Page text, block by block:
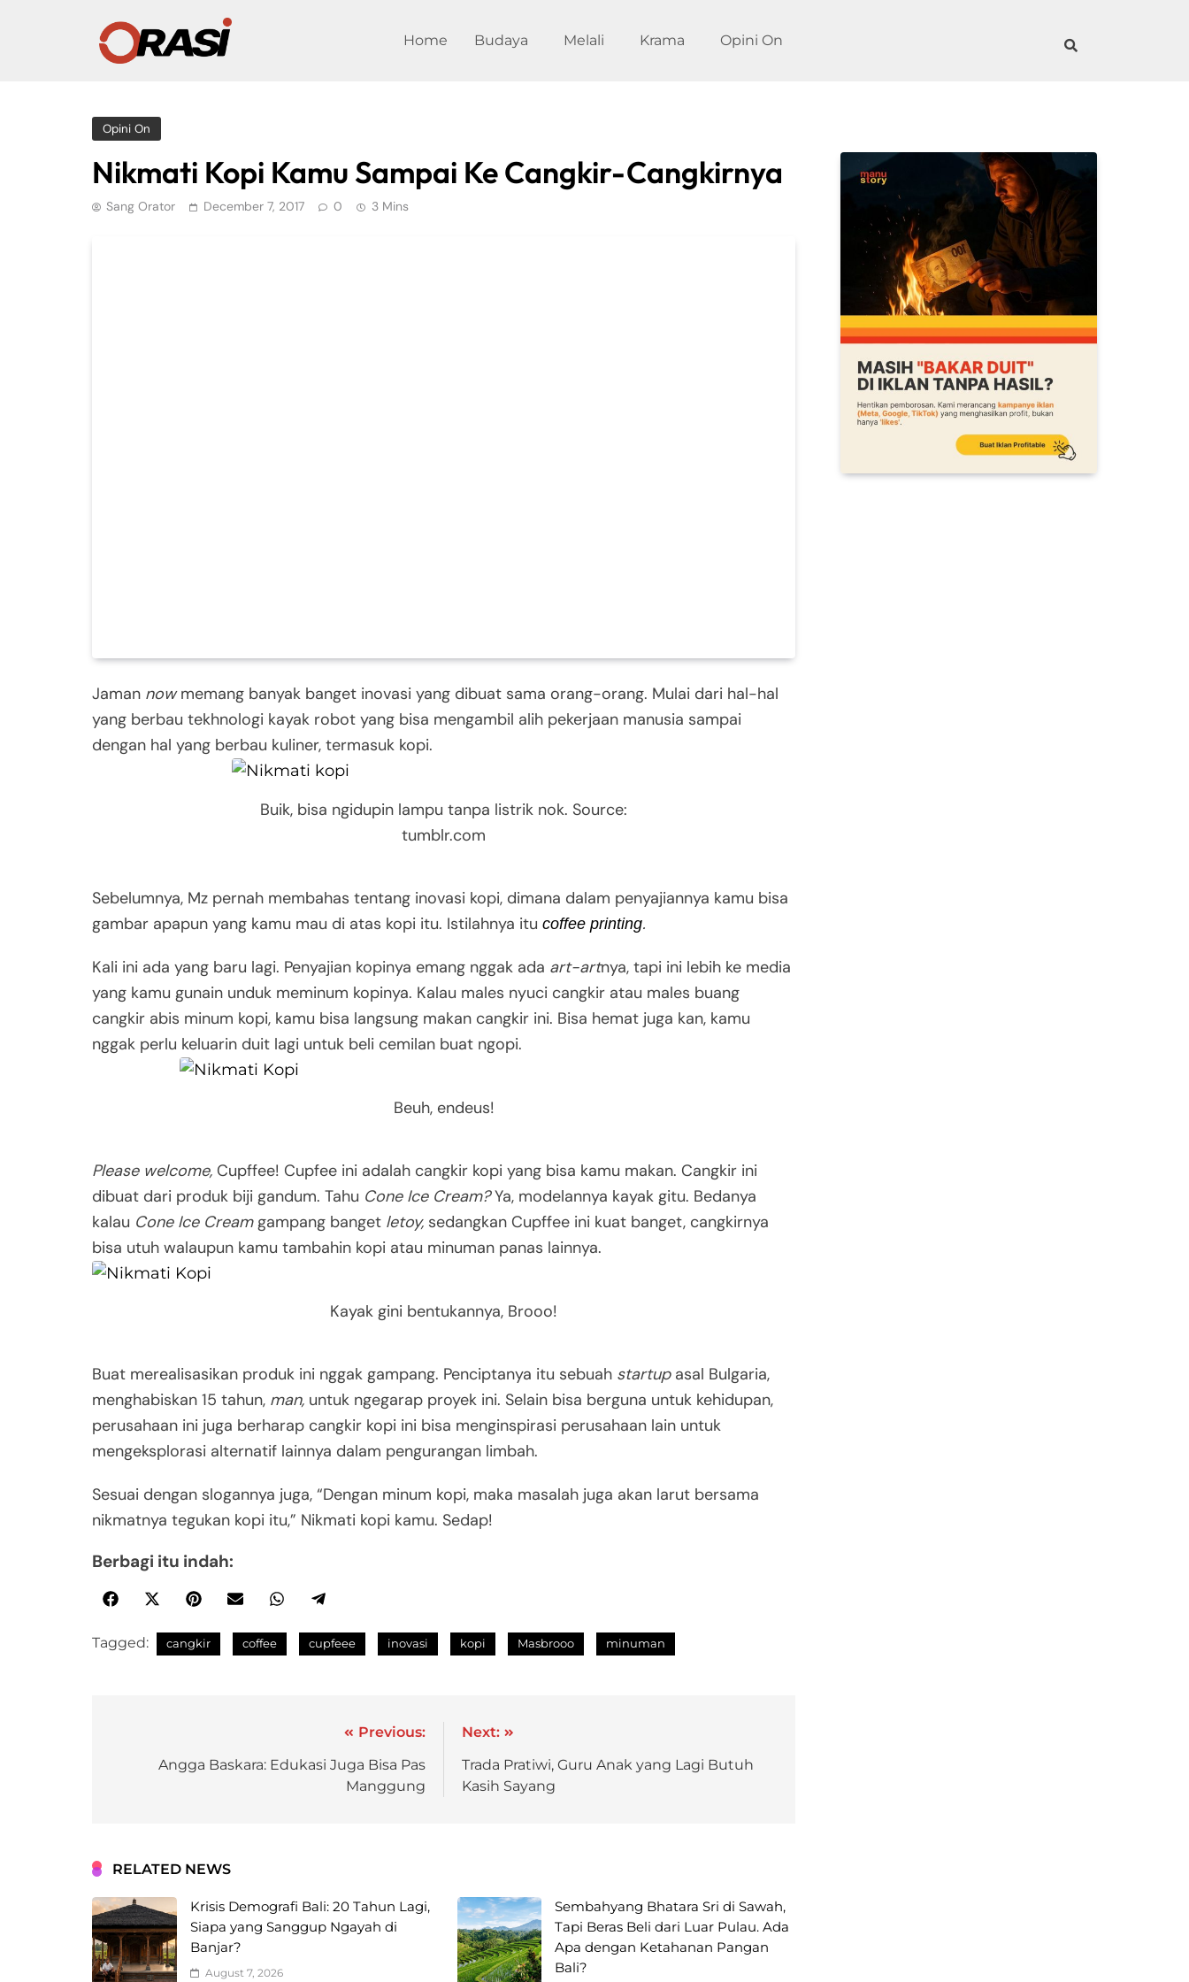
Home Budaya Melali Krama Opini On
Opini On
Nikmati Kopi Kamu Sampai Ke Cangkir-Cangkirnya
Sang Orator December 7, 2017 0 3 Mins
Jaman nowmemang banyak banget inovasi yang dibuat sama orang-orang. Mulai dari hal-hal
yang berbau tekhnologi kayak robot yang bisa mengambil alih pekerjaan manusia sampai
dengan hal yang berbau kuliner, termasuk kopi.
Buik, bisa ngidupin lampu tanpa listrik nok. Source:
tumblr.com
Sebelumnya, Mz pernah membahas tentang inovasi kopi, dimana dalam penyajiannya kamu bisa
gambar apapun yang kamu mau di atas kopi itu. Istilahnya itu coffee printing.
Kali ini ada yang baru lagi. Penyajian kopinya emang nggak ada art-artnya, tapi ini lebih ke media
yang kamu gunain unduk meminum kopinya. Kalau males nyuci cangkir atau males buang
cangkir abis minum kopi, kamu bisa langsung makan cangkir ini. Bisa hemat juga kan, kamu
nggak perlu keluarin duit lagi untuk beli cemilan buat ngopi.
Beuh, endeus!
Please welcome, Cupffee! Cupfee ini adalah cangkir kopi yang bisa kamu makan. Cangkir ini
dibuat dari produk biji gandum. Tahu Cone Ice Cream?Ya, modelannya kayak gitu. Bedanya
kalau Cone Ice Creamgampang banget letoy, sedangkan Cupffee ini kuat banget, cangkirnya
bisa utuh walaupun kamu tambahin kopi atau minuman panas lainnya.
Kayak gini bentukannya, Brooo!
Buat merealisasikan produk ini nggak gampang. Penciptanya itu sebuah startupasal Bulgaria,
menghabiskan 15 tahun, man, untuk ngegarap proyek ini. Selain bisa berguna untuk kehidupan,
perusahaan ini juga berharap cangkir kopi ini bisa menginspirasi perusahaan lain untuk
mengeksplorasi alternatif lainnya dalam pengurangan limbah.
Sesuai dengan slogannya juga, “Dengan minum kopi, maka masalah juga akan larut bersama
nikmatnya tegukan kopi itu,” Nikmati kopi kamu. Sedap!
Berbagi itu indah:
Tagged: cangkir coffee cupfeee inovasi kopi Masbrooo minuman
Previous:
Angga Baskara: Edukasi Juga Bisa Pas
Manggung
Next:
Trada Pratiwi, Guru Anak yang Lagi Butuh
Kasih Sayang
RELATED NEWS
Krisis Demografi Bali: 20 Tahun Lagi,
Siapa yang Sanggup Ngayah di
Banjar?
August 7, 2026
Sembahyang Bhatara Sri di Sawah,
Tapi Beras Beli dari Luar Pulau. Ada
Apa dengan Ketahanan Pangan
Bali?